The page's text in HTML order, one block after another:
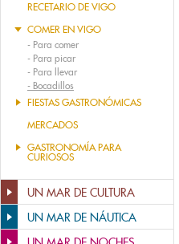
RECETARIO DE VIGO
COMER EN VIGO
- Para comer
- Para picar
- Para llevar
- Bocadillos
FIESTAS GASTRONÓMICAS
MERCADOS
GASTRONOMÍA PARA
CURIOSOS
UN MAR DE CULTURA
UN MAR DE NÁUTICA